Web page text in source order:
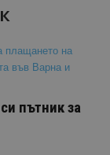
пътник за